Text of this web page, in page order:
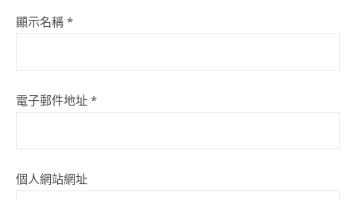
顯示名稱 *
電子郵件地址 *
個人網站網址